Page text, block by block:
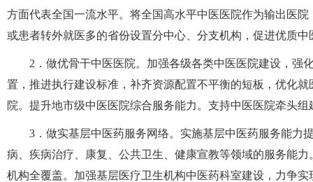
方面代表全国一流水平。将全国高水平中医医院作为输出医
或患者转外就医多的省份设置分中心、分支机构，促进优质
2．做优骨干中医医院。加强各级各类中医医院建设，强
置，推进执行建设标准，补齐资源配置不平衡的短板，优化
院。提升地市级中医医院综合服务能力。支持中医医院牵头组
3．做实基层中医药服务网络。实施基层中医药服务能力
病、疾病治疗、康复、公共卫生、健康宣教等领域的服务能
机构全覆盖。加强基层医疗卫生机构中医药科室建设，力争